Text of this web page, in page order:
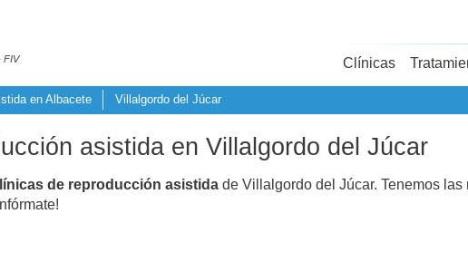
FIV Clínicas
en Albacete Villalgordo del Júcar
asistida en Villalgordo del Júcar
de reproducción asistida de Villalgordo del Júcar. Tenemos las